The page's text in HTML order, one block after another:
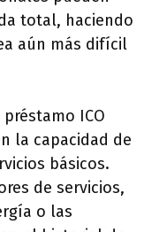
total, haciendo
aún más difícil
ICO
la capacidad de
básicos.
de servicios,
o las